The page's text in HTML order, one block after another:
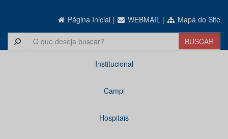
Página Inicial | WEBMAIL | Mapa do Site
Institucional
Campi
Hospitais